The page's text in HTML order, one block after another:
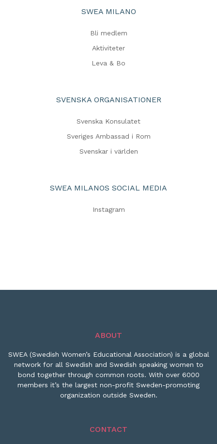
SWEA MILANO
Bli medlem
Aktiviteter
Leva & Bo
SVENSKA ORGANISATIONER
Svenska Konsulatet
Sveriges Ambassad i Rom
Svenskar i världen
SWEA MILANOS SOCIAL MEDIA
Instagram
ABOUT
SWEA (Swedish Women’s Educational Association) is a global
network for all Swedish and Swedish speaking women to
bond together through common roots. With over 6000
members it’s the largest non-profit Sweden-promoting
organization outside Sweden.
CONTACT